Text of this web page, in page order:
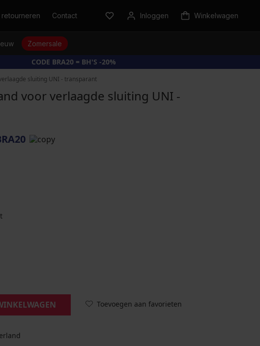
retourneren Contact Inloggen Winkelwagen
Zomersale
CODE BRA20 = BH'S -20%
sluiting UNI - transparant
voor verlaagde sluiting UNI -
Toevoegen aan favorieten